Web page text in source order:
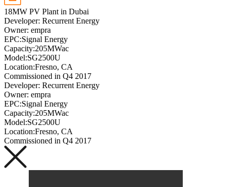
18MW PV Plant in Dubai
Developer: Recurrent Energy
Owner: empra
EPC:Signal Energy
Capacity:205MWac
Model:SG2500U
Location:Fresno, CA
Commissioned in Q4 2017
Developer: Recurrent Energy
Owner: empra
EPC:Signal Energy
Capacity:205MWac
Model:SG2500U
Location:Fresno, CA
Commissioned in Q4 2017